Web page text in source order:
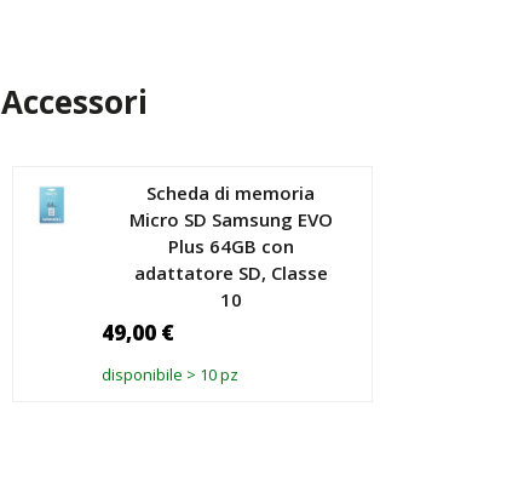
Accessori
Scheda di memoria
Micro SD Samsung EVO
Plus 64GB con
adattatore SD, Classe
10
49,00 €
disponibile > 10 pz